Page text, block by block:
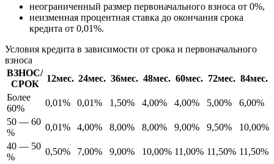
неограниченный размер первоначального взноса от 0%,
неизменная процентная ставка до окончания срока
кредита от 0,01%.
Условия кредита в зависимости от срока и первоначального
взноса
ВЗНОС/
СРОК
12мес. 24мес. 36мес. 48мес. 60мес. 72мес. 84мес.
Более
60%
0,01% 0,01% 1,50% 4,00% 4,00% 5,00%
6,00%
50 — 60
%
0,01% 4,00% 8,00% 8,00% 9,00% 9,50%
10,00%
40 — 50
%
0,50% 7,00% 9,00% 10,00% 11,00% 11,50% 11,50%